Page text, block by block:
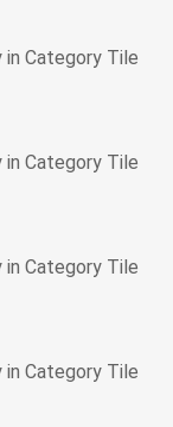
in Category Tile
in Category Tile
in Category Tile
in Category Tile